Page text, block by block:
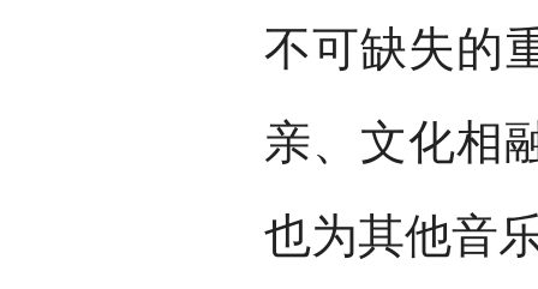
不可缺失的
亲、文化相
也为其他音